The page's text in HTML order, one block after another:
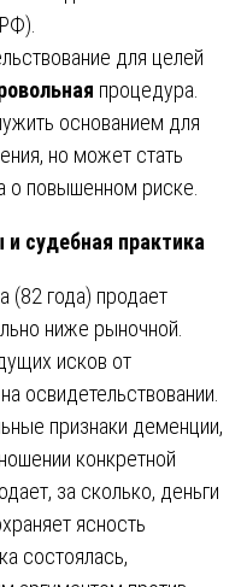
для целей
процедура.
основанием для
но может стать
о повышенном риске.
судебная практика
(82 года) продает
ниже рыночной.
исков от
освидетельствовании.
признаки деменции,
конкретной
за сколько, деньги
ясность
состоялась,